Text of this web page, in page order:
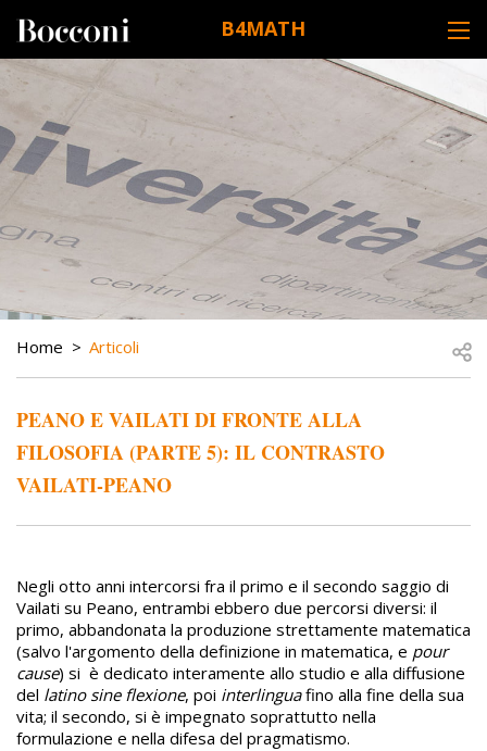
B4MATH
DESK NAVIGATION
BREADCRUMB
Home Articoli
PEANO E VAILATI DI FRONTE ALLA
FILOSOFIA (PARTE 5): IL CONTRASTO
VAILATI-PEANO
Negli otto anni intercorsi fra il primo e il secondo saggio di
Vailati su Peano, entrambi ebbero due percorsi diversi: il
primo, abbandonata la produzione strettamente matematica
(salvo l'argomento della definizione in matematica, e pour
cause) si è dedicato interamente allo studio e alla diffusione
del latino sine flexione, poi interlinguafino alla fine della sua
vita; il secondo, si è impegnato soprattutto nella
formulazione e nella difesa del pragmatismo.